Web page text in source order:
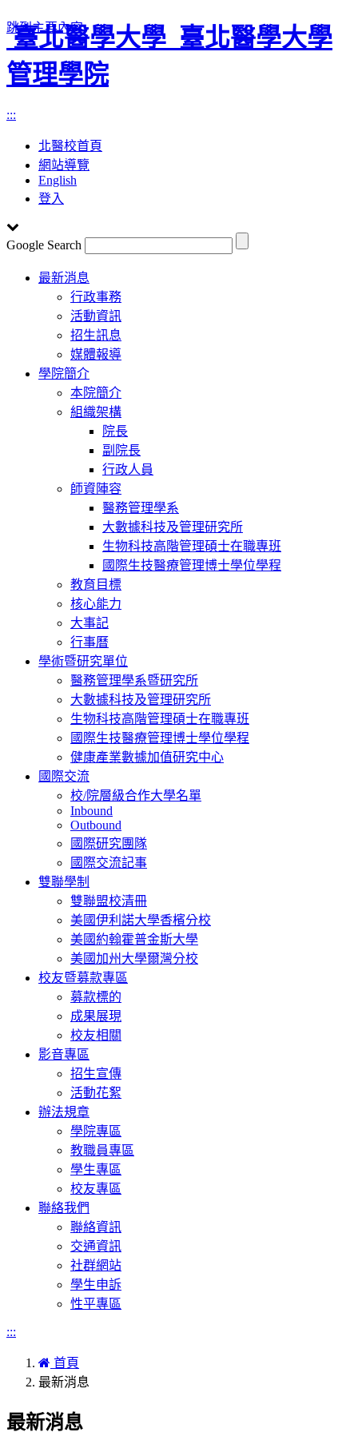
跳到主要內容
臺北醫學大學 臺北醫學大學
管理學院
:::
北醫校首頁
網站導覽
English
登入
Google Search
Toggle
navigation
最新消息
行政事務
活動資訊
招生訊息
媒體報導
學院簡介
本院簡介
組織架構
院長
副院長
行政人員
師資陣容
醫務管理學系
大數據科技及管理研究所
生物科技高階管理碩士在職專班
國際生技醫療管理博士學位學程
教育目標
核心能力
大事記
行事曆
學術暨研究單位
醫務管理學系暨研究所
大數據科技及管理研究所
生物科技高階管理碩士在職專班
國際生技醫療管理博士學位學程
健康產業數據加值研究中心
國際交流
校/院層級合作大學名單
Inbound
Outbound
國際研究團隊
國際交流記事
雙聯學制
雙聯盟校清冊
美國伊利諾大學香檳分校
美國約翰霍普金斯大學
美國加州大學爾灣分校
校友暨募款專區
募款標的
成果展現
校友相關
影音專區
招生宣傳
活動花絮
辦法規章
學院專區
教職員專區
學生專區
校友專區
聯絡我們
聯絡資訊
交通資訊
社群網站
學生申訴
性平專區
:::
首頁
最新消息
最新消息